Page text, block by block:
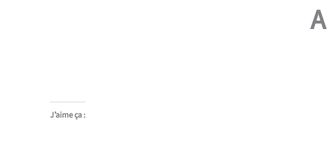
J’aime ça :